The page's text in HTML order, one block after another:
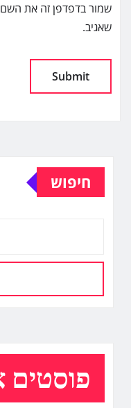
שמור בדפדפן זה את
שאגיב.
חיפוש
פוסטים